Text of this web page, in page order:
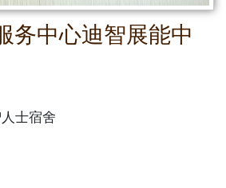
务中心迪智展能中
士宿舍